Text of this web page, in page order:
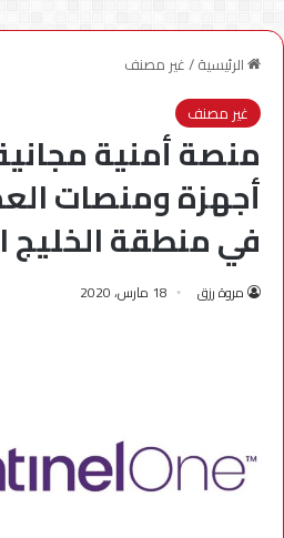
الرئيسية/غير مصنف
غير مصنف
منصة أمنية
أجهزة ومنصات
في منطقة الخليج
مروة رزق 18 مارس، 2020